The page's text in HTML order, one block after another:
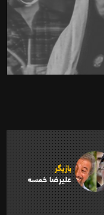
بازیگر
علیرضا خمسه